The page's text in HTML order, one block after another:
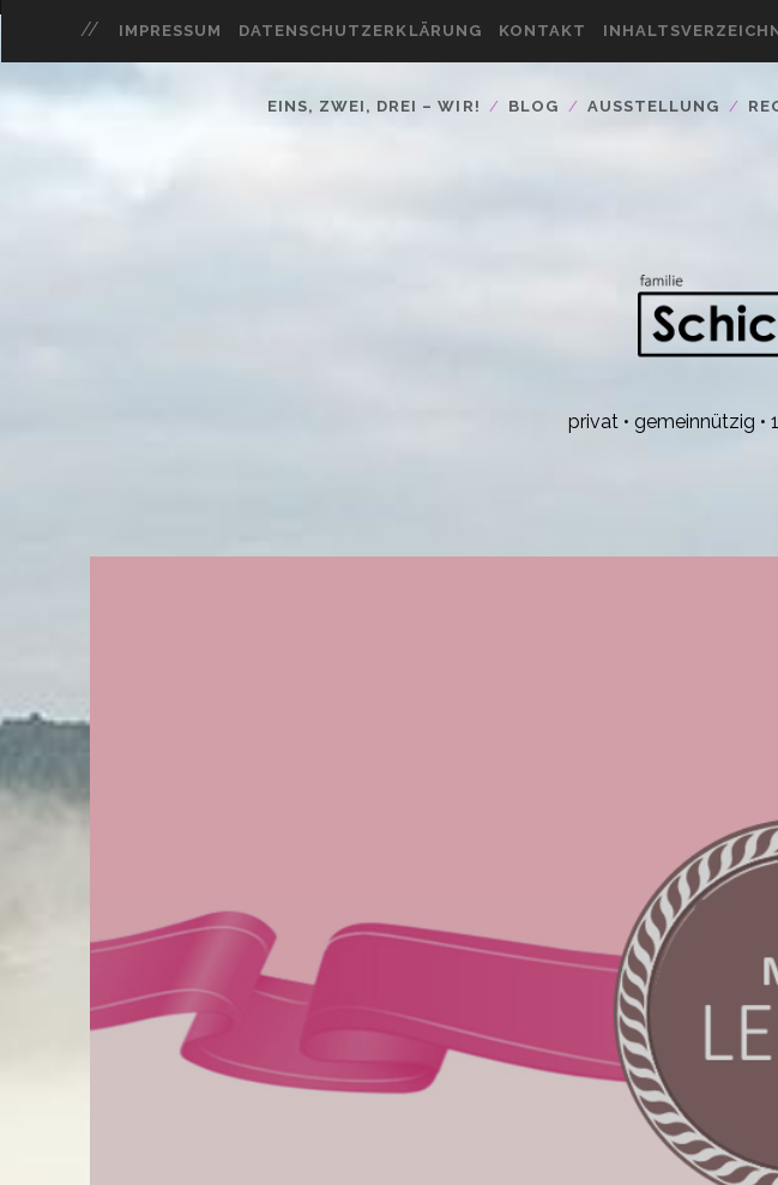
IMPRESSUM DATENSCHUTZERKLÄRUNG KONTAKT
EINS, ZWEI, DREI – WIR! BLOG AUSSTELLUNG
privat • gemeinnützig •